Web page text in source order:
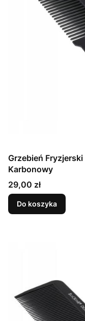
Grzebień
Karbonowy
Cena
29,00 zł
Do koszyka